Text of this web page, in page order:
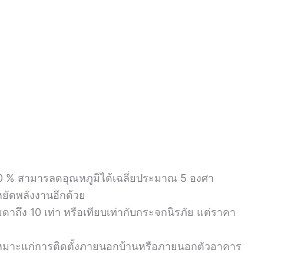
สามารลดอุณหภูมิได้เฉลี่ยประมาณ 5 องศา
ดพลังงานอีกด้วย
ง 10 เท่า หรือเทียบเท่ากับกระจกนิรภัย แต่ราคา
มาะแก่การติดตั้งภายนอกบ้านหรือภายนอกตัวอาคาร